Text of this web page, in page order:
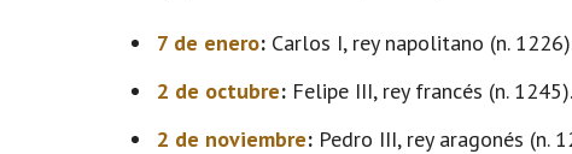
7 de enero: Carlos I, rey napolitano (n.
2 de octubre: Felipe III, rey francés (n. 1245).
2 de noviembre: Pedro III, rey aragonés (n.